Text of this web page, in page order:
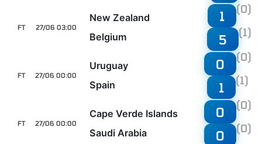
27/06 03:00
FT
New Zealand
Belgium
1 (0)
5 (1)
27/06 00:00
FT
Uruguay
Spain
0 (0)
1 (1)
27/06 00:00
FT
Cape Verde Islands
Saudi Arabia
0 (0)
0 (0)